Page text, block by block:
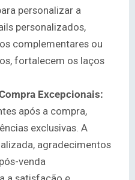
personalizar a
personalizados,
complementares ou
fortalecem os laços
Excepcionais:
após a compra,
exclusivas. A
agradecimentos
venda